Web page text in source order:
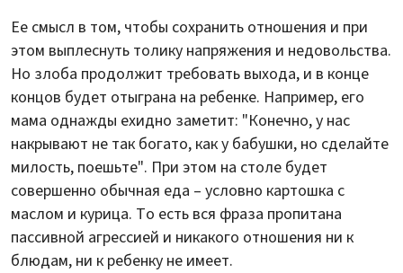
Ее смысл в том, чтобы сохранить отношения и при
этом выплеснуть толику напряжения и недовольства.
Но злоба продолжит требовать выхода, и в конце
концов будет отыграна на ребенке. Например, его
мама однажды ехидно заметит: "Конечно, у нас
накрывают не так богато, как у бабушки, но сделайте
милость, поешьте". При этом на столе будет
совершенно обычная еда – условно картошка с
маслом и курица. То есть вся фраза пропитана
пассивной агрессией и никакого отношения ни к
блюдам, ни к ребенку не имеет.